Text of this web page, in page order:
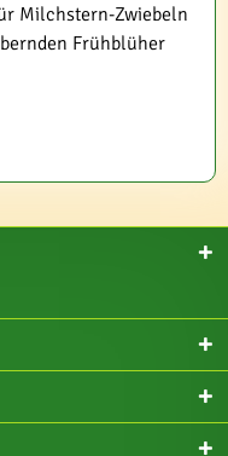
Milchstern-Zwiebeln
Frühblüher